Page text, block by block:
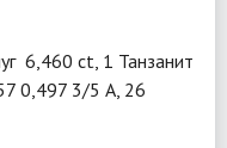
6,460 ct, 1 Танзанит
0,497 3/5 А, 26